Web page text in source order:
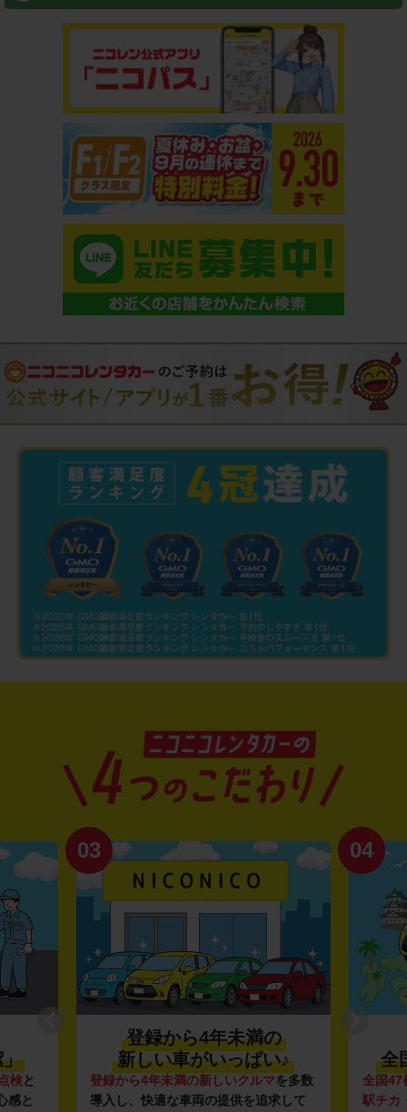
」
検と
感と
03
登録から4年未満の
新しい車がいっぱい♪
登録から4年未満の新しいクルマを多数
導入し、快適な車両の提供を追求して
04
全
全国47
駅チカ